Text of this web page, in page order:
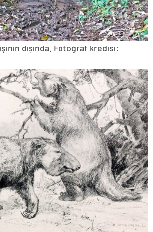
dışında. Fotoğraf kredisi: